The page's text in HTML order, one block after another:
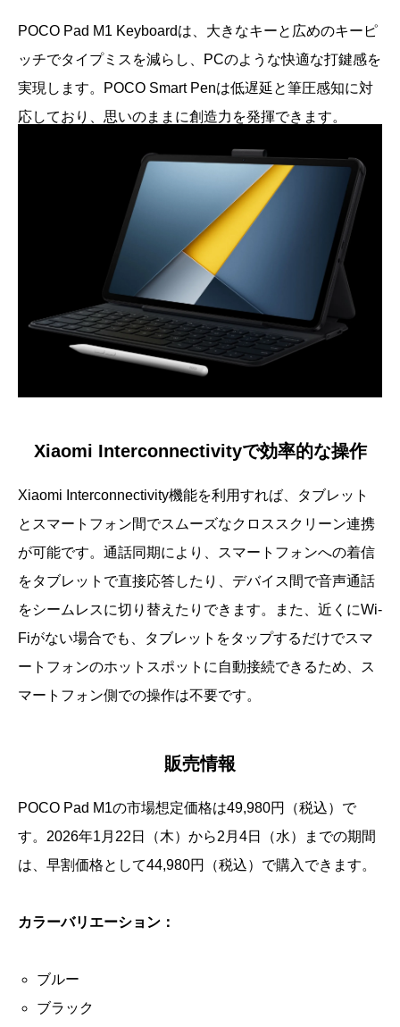
POCO Pad M1 Keyboardは、大きなキーと広めのキーピ
ッチでタイプミスを減らし、PCのような快適な打鍵感を
実現します。POCO Smart Penは低遅延と筆圧感知に対
応しており、思いのままに創造力を発揮できます。
Xiaomi Interconnectivityで効率的な操作
Xiaomi Interconnectivity機能を利用すれば、タブレット
とスマートフォン間でスムーズなクロススクリーン連携
が可能です。通話同期により、スマートフォンへの着信
をタブレットで直接応答したり、デバイス間で音声通話
をシームレスに切り替えたりできます。また、近くにWi-
Fiがない場合でも、タブレットをタップするだけでスマ
ートフォンのホットスポットに自動接続できるため、ス
マートフォン側での操作は不要です。
販売情報
POCO Pad M1の市場想定価格は49,980円（税込）で
す。2026年1月22日（木）から2月4日（水）までの期間
は、早割価格として44,980円（税込）で購入できます。
カラーバリエーション：
ブルー
ブラック